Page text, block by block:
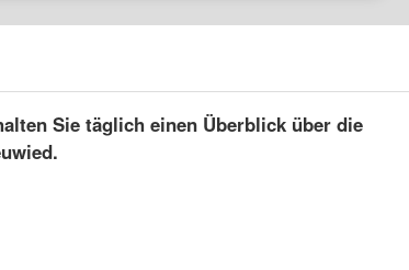
Sie täglich einen Überblick über die